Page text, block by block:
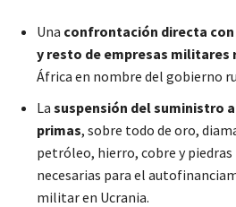
Una confrontación directa
y resto de empresas militares
África en nombre del gobierno
La suspensión del suministro
primas, sobre todo de oro,
petróleo, hierro, cobre y piedras
necesarias para el
militar en Ucrania.